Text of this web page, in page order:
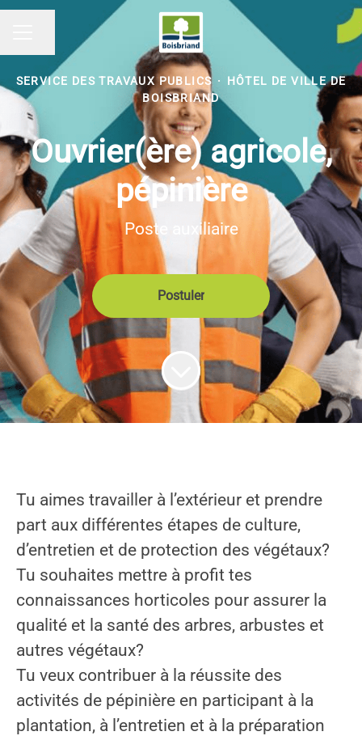
MENU CARRIÈRE
Partager la page
SERVICE DES TRAVAUX PUBLICS ·
HÔTEL DE VILLE DE
BOISBRIAND
Ouvrier(ère) agricole,
pépinière
Poste auxiliaire
Postuler
Tu aimes travailler à l’extérieur et prendre
part aux différentes étapes de culture,
d’entretien et de protection des végétaux?
Tu souhaites mettre à profit tes
connaissances horticoles pour assurer la
qualité et la santé des arbres, arbustes et
autres végétaux?
Tu veux contribuer à la réussite des
activités de pépinière en participant à la
plantation, à l’entretien et à la préparation